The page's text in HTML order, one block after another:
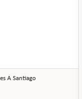
A Santiago